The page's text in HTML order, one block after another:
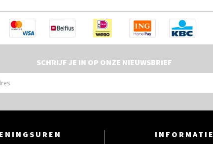
SCHRIJF JE IN OP ONZE NIEUWSBRIEF
INFORMATIE